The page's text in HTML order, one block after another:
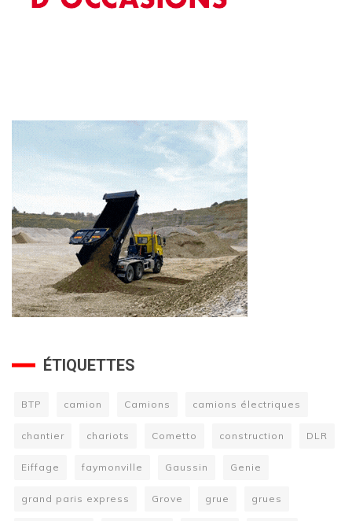
ÉTIQUETTES
BTP camion Camions camions électriques
chantier chariots Cometto construction DLR
Eiffage faymonville Gaussin Genie
grand paris express Grove grue grues